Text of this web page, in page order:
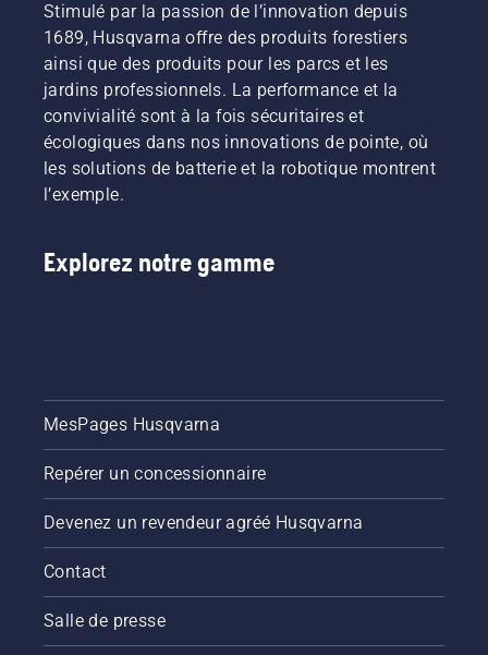
Stimulé par la passion de l’innovation depuis
1689, Husqvarna offre des produits forestiers
ainsi que des produits pour les parcs et les
jardins professionnels. La performance et la
convivialité sont à la fois sécuritaires et
écologiques dans nos innovations de pointe, où
les solutions de batterie et la robotique montrent
l’exemple.
Explorez notre gamme
MesPages Husqvarna
Repérer un concessionnaire
Devenez un revendeur agréé Husqvarna
Contact
Salle de presse